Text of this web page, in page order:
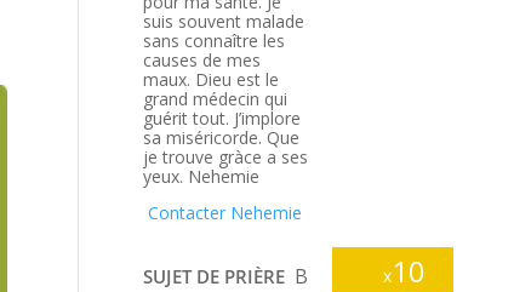
suis souvent malade
sans connaître les
causes de mes
maux. Dieu est le
grand médecin qui
guérit tout. J’implore
sa miséricorde. Que
je trouve gràce a ses
yeux. Nehemie
Contacter Nehemie
x10
SUJET DE PRIÈRE B